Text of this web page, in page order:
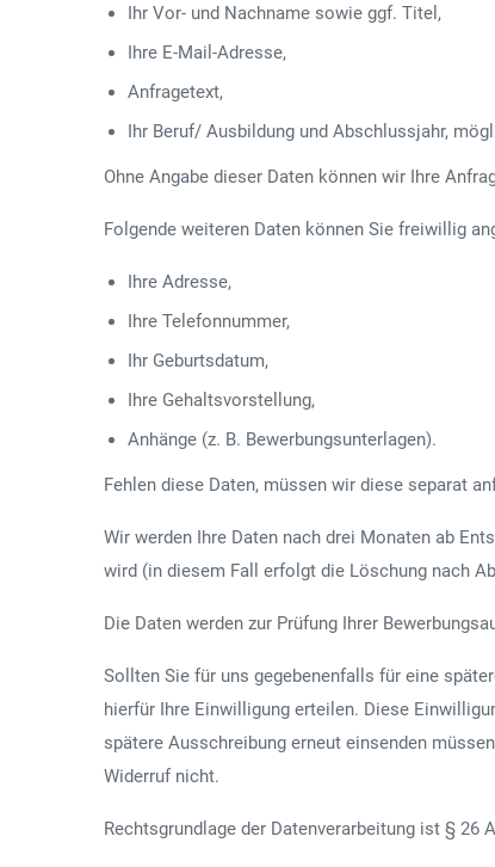
Ihr Vor- und Nachname sowie ggf. Titel,
Ihre E-Mail-Adresse,
Anfragetext,
Ihr Beruf/ Ausbildung und Abschlussjahr,
Ohne Angabe dieser Daten können wir Ihre
Folgende weiteren Daten können Sie freiwillig
Ihre Adresse,
Ihre Telefonnummer,
Ihr Geburtsdatum,
Ihre Gehaltsvorstellung,
Anhänge (z. B. Bewerbungsunterlagen).
Fehlen diese Daten, müssen wir diese separat
Wir werden Ihre Daten nach drei Monaten ab
wird (in diesem Fall erfolgt die Löschung nach
Die Daten werden zur Prüfung Ihrer
Sollten Sie für uns gegebenenfalls für eine
hierfür Ihre Einwilligung erteilen. Diese
spätere Ausschreibung erneut einsenden
Widerruf nicht.
Rechtsgrundlage der Datenverarbeitung ist § 26